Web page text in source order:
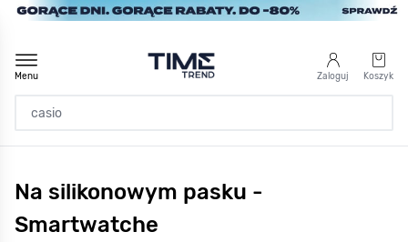
Przejdź do treści
Zaloguj Koszyk
Menu
/
Smartwatche
/
Na silikonowym pasku
Na silikonowym pasku -
Smartwatche